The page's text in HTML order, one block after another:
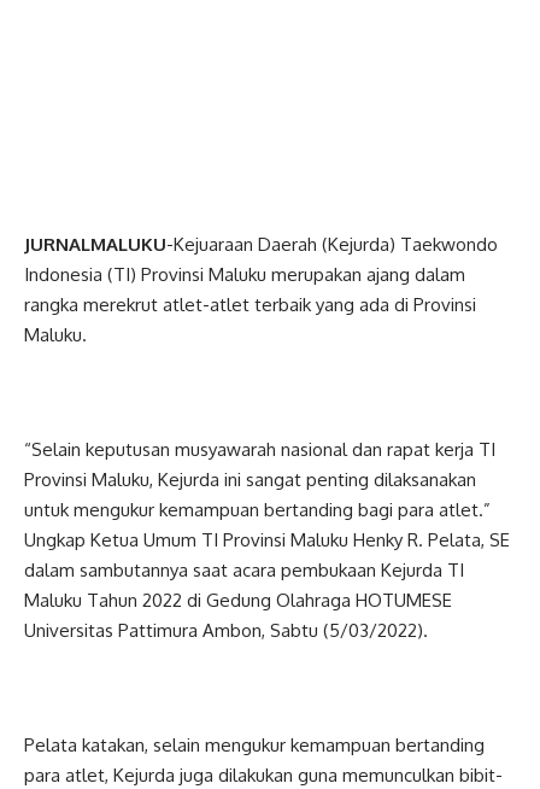
JURNALMALUKU-Kejuaraan Daerah (Kejurda) Taekwondo
Indonesia (TI) Provinsi Maluku merupakan ajang dalam
rangka merekrut atlet-atlet terbaik yang ada di Provinsi
Maluku.
“Selain keputusan musyawarah nasional dan rapat kerja TI
Provinsi Maluku, Kejurda ini sangat penting dilaksanakan
untuk mengukur kemampuan bertanding bagi para atlet.”
Ungkap Ketua Umum TI Provinsi Maluku Henky R. Pelata, SE
dalam sambutannya saat acara pembukaan Kejurda TI
Maluku Tahun 2022 di Gedung Olahraga HOTUMESE
Universitas Pattimura Ambon, Sabtu (5/03/2022).
Pelata katakan, selain mengukur kemampuan bertanding
para atlet, Kejurda juga dilakukan guna memunculkan bibit-